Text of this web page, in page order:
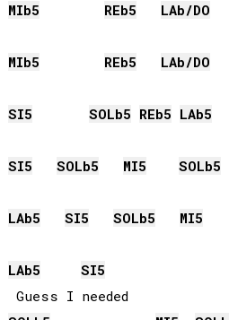
MIb5 REb5 LAb/DO
MIb5 REb5 LAb/DO
SI5 SOLb5 REb5 LAb5
SI5 SOLb5 MI5 SOLb5
LAb5 SI5 SOLb5 MI5
LAb5 SI5